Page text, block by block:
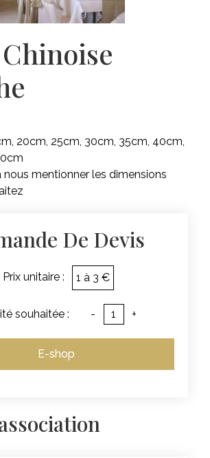
20cm, 25cm, 30cm, 35cm, 40cm,
nous mentionner les dimensions
De Devis
Prix unitaire : 1 à 3 €
souhaitée : - +
E-shop